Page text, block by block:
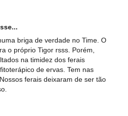
briga de verdade no Time. O
o próprio Tigor rsss. Porém,
na timidez dos ferais
de ervas. Tem nas
ferais deixaram de ser tão